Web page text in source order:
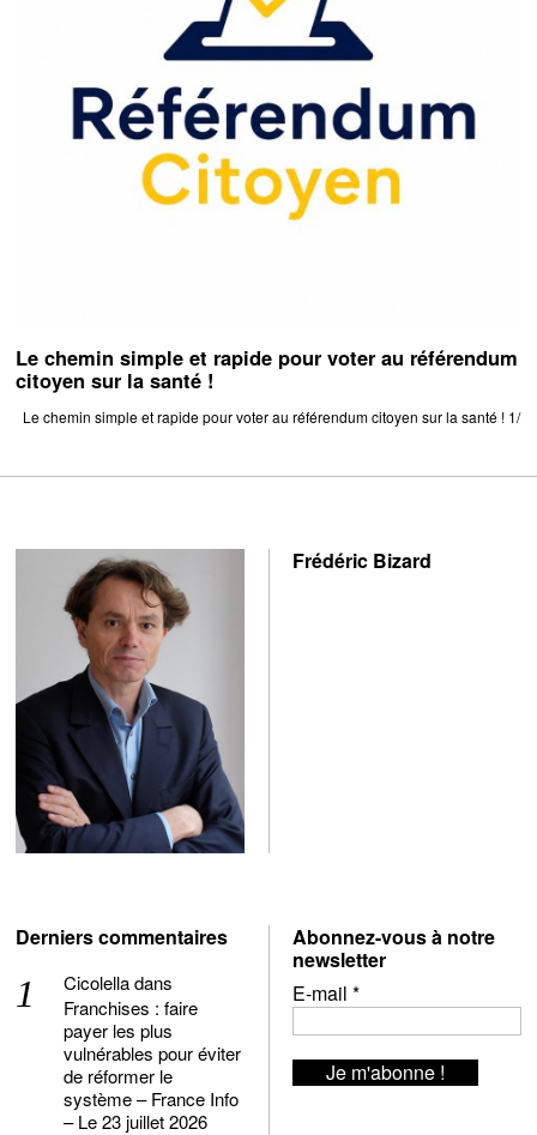
Le chemin simple et rapide pour voter au référendum
citoyen sur la santé !
Le chemin simple et rapide pour voter au référendum citoyen sur la santé ! 1/
Frédéric Bizard
Derniers commentaires
Cicolelladans
Franchises : faire
payer les plus
vulnérables pour éviter
de réformer le
système – France Info
– Le 23 juillet 2026
Abonnez-vous à notre
newsletter
E-mail *